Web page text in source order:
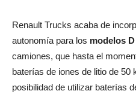
Renault Trucks acaba de
autonomía para los modelos
camiones, que hasta el
baterías de iones de litio de 50
posibilidad de utilizar baterías